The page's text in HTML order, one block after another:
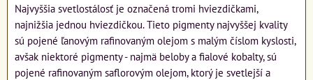
Najvyššia svetlostálosť je označená tromi hviezdičkami,
najnižšia jednou hviezdičkou. Tieto pigmenty najvyššej kvality
sú pojené ľanovým rafinovaným olejom s malým číslom kyslosti,
avšak niektoré pigmenty - najmä beloby a fialové kobalty, sú
pojené rafinovaným saflorovým olejom, ktorý je svetlejší a